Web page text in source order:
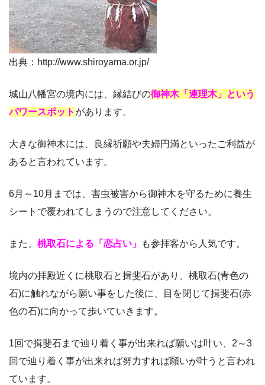
出典：http://www.shiroyama.or.jp/
城山八幡宮の境内には、縁結びの御神木「連理木」という
パワースポット があります。
大きな御神木には、良縁祈願や夫婦円満といったご利益が
あると言われています。
6月～10月までは、害虫被害から御神木を守るために養生
シートで覆われてしまうので注意してください。
また、 桃取石による「恋占い」 も参拝客から人気です。
境内の拝殿近くに桃取石と揖斐石があり、桃取石(青色の
石)に触れながら願い事をした後に、目を閉じて揖斐石(赤
色の石)に向かって歩いていきます。
1回で揖斐石まで辿り着く事が出来れば願いは叶い、2～3
回で辿り着く事が出来れば努力すれば願いが叶うと言われ
ています。